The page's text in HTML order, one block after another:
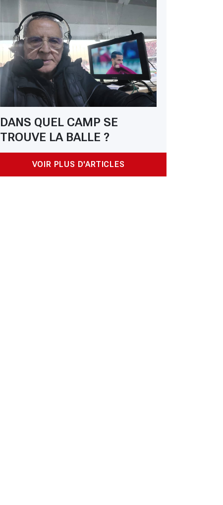
DANS QUEL CAMP SE
TROUVE LA BALLE ?
VOIR PLUS D'ARTICLES